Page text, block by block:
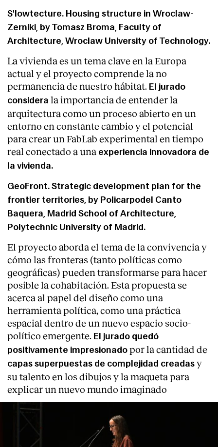
S'lowtecture. Housing structure in Wroclaw-
Zerniki, by Tomasz Broma, Faculty of
Architecture, Wroclaw University of Technology.
La vivienda es un tema clave en la Europa
actual y el proyecto comprende la no
permanencia de nuestro hábitat. El jurado
considera la importancia de entender la
arquitectura como un proceso abierto en un
entorno en constante cambio y el potencial
para crear un FabLab experimental en tiempo
real conectado a una experiencia innovadora de
la vivienda.
GeoFront. Strategic development plan for the
frontier territories, by Policarpodel Canto
Baquera, Madrid School of Architecture,
Polytechnic University of Madrid.
El proyecto aborda el tema de la convivencia y
cómo las fronteras (tanto políticas como
geográficas) pueden transformarse para hacer
posible la cohabitación. Esta propuesta se
acerca al papel del diseño como una
herramienta política, como una práctica
espacial dentro de un nuevo espacio socio-
político emergente. El jurado quedó
positivamente impresionado por la cantidad de
capas superpuestas de complejidad creadas y
su talento en los dibujos y la maqueta para
explicar un nuevo mundo imaginado